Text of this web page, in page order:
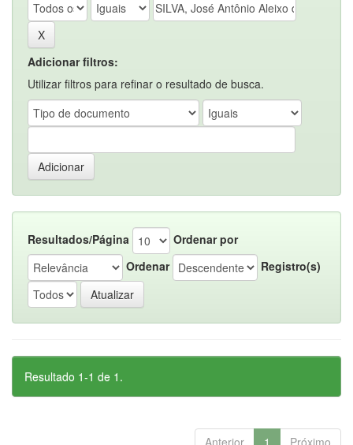
Adicionar filtros:
Utilizar filtros para refinar o resultado de busca.
Resultados/Página
Ordenar por
Ordenar
Registro(s)
Resultado 1-1 de 1.
Anterior 1 Próximo